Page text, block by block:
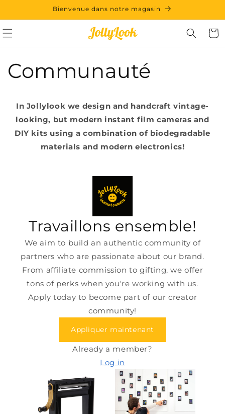
au
Bienvenue dans notre magasin
Panier
Communauté
In Jollylook we design and handcraft vintage-
looking, but modern instant film cameras and
DIY kits using a combination of biodegradable
materials and modern electronics!
Travaillons ensemble!
We aim to build an authentic community of
partners who are passionate about our brand.
From affiliate commission to gifting, we offer
tons of perks when you're working with us.
Apply today to become part of our creator
community!
Appliquer maintenant
Already a member?
Log in